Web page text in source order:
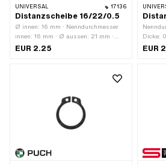
UNIVERSAL 17136
Distanzscheibe 16/22/0.5
Ø innen: 16 mm · Nenndurchmesser
innen: 16 mm · Ø aussen: 21 mm ·
Dicke: 0.5 mm · Material: Stahl ·
EUR 2.25
Dicke:
aussen:
EUR